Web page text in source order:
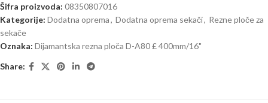
Šifra proizvoda: 08350807016
Kategorije: Dodatna oprema, Dodatna oprema sekači, Rezne ploče za
sekače
Oznaka: Dijamantska rezna ploča D-A80 £ 400mm/16"
Share: